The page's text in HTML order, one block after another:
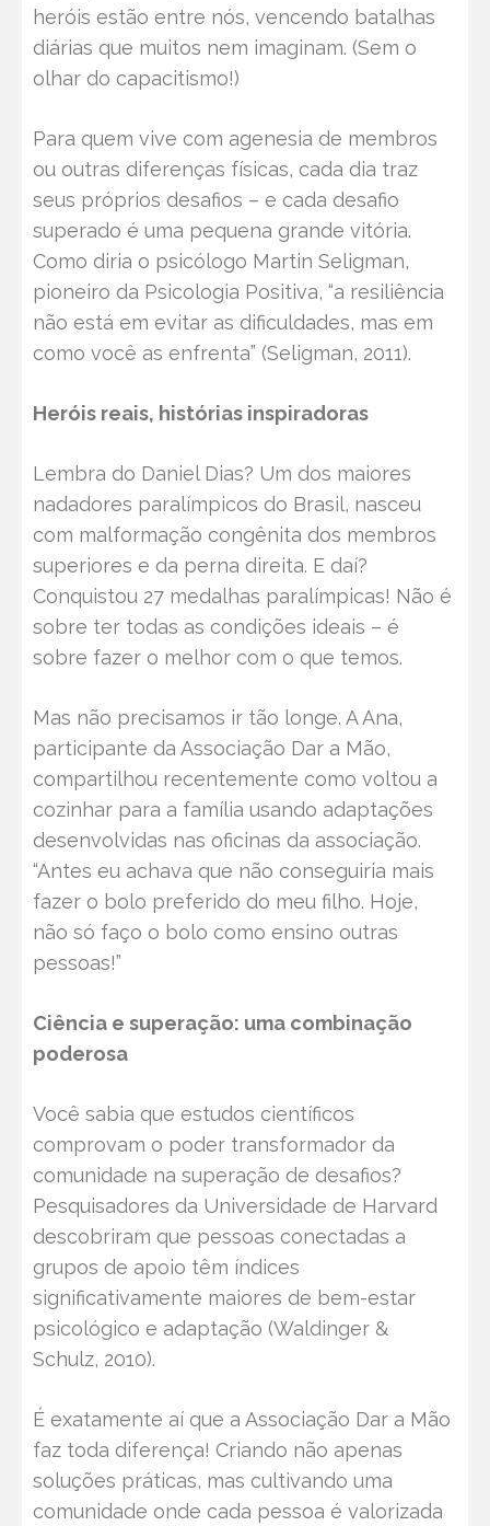
heróis estão entre nós, vencendo batalhas
diárias que muitos nem imaginam. (Sem o
olhar do capacitismo!)
Para quem vive com agenesia de membros
ou outras diferenças físicas, cada dia traz
seus próprios desafios – e cada desafio
superado é uma pequena grande vitória.
Como diria o psicólogo Martin Seligman,
pioneiro da Psicologia Positiva, “a resiliência
não está em evitar as dificuldades, mas em
como você as enfrenta” (Seligman, 2011).
Heróis reais, histórias inspiradoras
Lembra do Daniel Dias? Um dos maiores
nadadores paralímpicos do Brasil, nasceu
com malformação congênita dos membros
superiores e da perna direita. E daí?
Conquistou 27 medalhas paralímpicas! Não é
sobre ter todas as condições ideais – é
sobre fazer o melhor com o que temos.
Mas não precisamos ir tão longe. A Ana,
participante da Associação Dar a Mão,
compartilhou recentemente como voltou a
cozinhar para a família usando adaptações
desenvolvidas nas oficinas da associação.
“Antes eu achava que não conseguiria mais
fazer o bolo preferido do meu filho. Hoje,
não só faço o bolo como ensino outras
pessoas!”
Ciência e superação: uma combinação
poderosa
Você sabia que estudos científicos
comprovam o poder transformador da
comunidade na superação de desafios?
Pesquisadores da Universidade de Harvard
descobriram que pessoas conectadas a
grupos de apoio têm índices
significativamente maiores de bem-estar
psicológico e adaptação (Waldinger &
Schulz, 2010).
É exatamente aí que a Associação Dar a Mão
faz toda diferença! Criando não apenas
soluções práticas, mas cultivando uma
comunidade onde cada pessoa é valorizada